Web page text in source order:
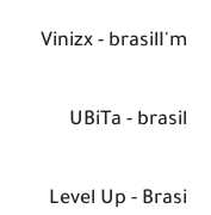
Vinizx - brasilI'm
UBiTa - brasil
Level Up - Brasi